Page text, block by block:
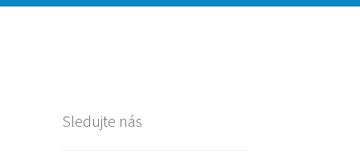
Sledujte nás